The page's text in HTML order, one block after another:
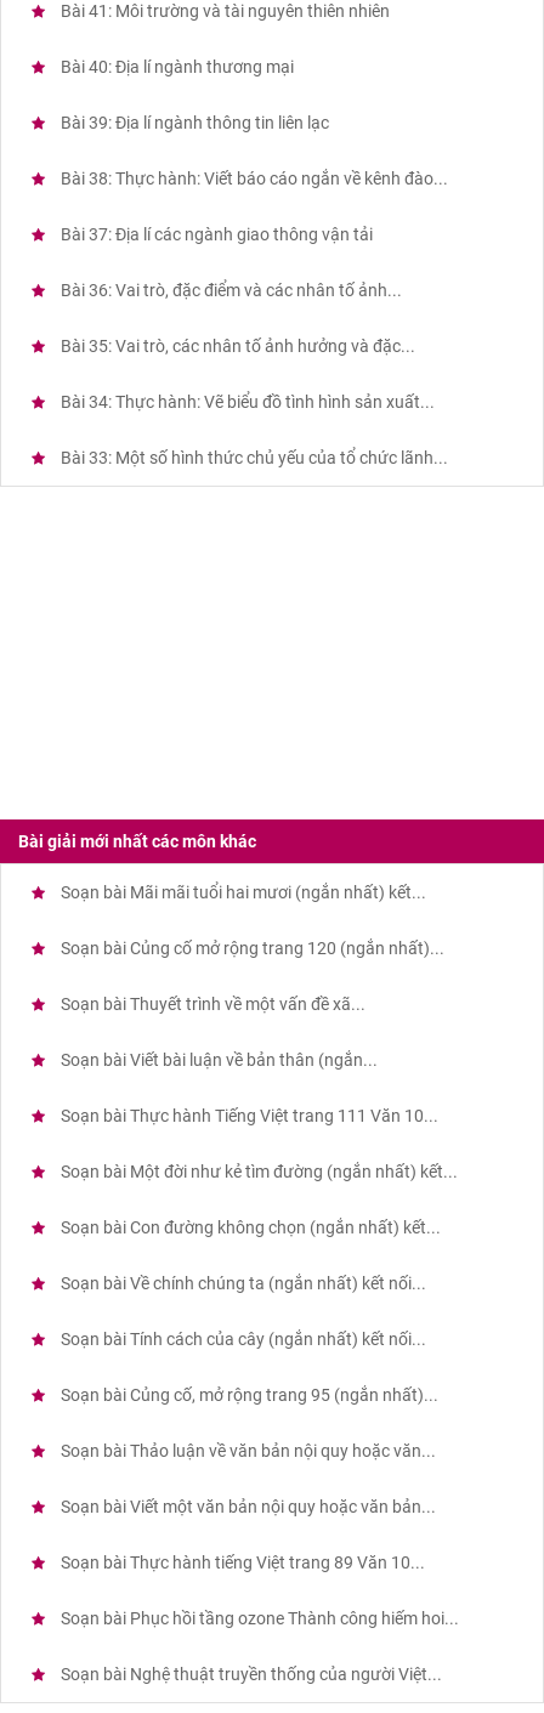
Bài 41: Môi trường và tài nguyên thiên nhiên
Bài 40: Địa lí ngành thương mại
Bài 39: Địa lí ngành thông tin liên lạc
Bài 38: Thực hành: Viết báo cáo ngắn về kênh đào...
Bài 37: Địa lí các ngành giao thông vận tải
Bài 36: Vai trò, đặc điểm và các nhân tố ảnh...
Bài 35: Vai trò, các nhân tố ảnh hưởng và đặc...
Bài 34: Thực hành: Vẽ biểu đồ tình hình sản xuất...
Bài 33: Một số hình thức chủ yếu của tổ chức lãnh...
Bài giải mới nhất các môn khác
Soạn bài Mãi mãi tuổi hai mươi (ngắn nhất) kết...
Soạn bài Củng cố mở rộng trang 120 (ngắn nhất)...
Soạn bài Thuyết trình về một vấn đề xã...
Soạn bài Viết bài luận về bản thân (ngắn...
Soạn bài Thực hành Tiếng Việt trang 111 Văn 10...
Soạn bài Một đời như kẻ tìm đường (ngắn nhất) kết...
Soạn bài Con đường không chọn (ngắn nhất) kết...
Soạn bài Về chính chúng ta (ngắn nhất) kết nối...
Soạn bài Tính cách của cây (ngắn nhất) kết nối...
Soạn bài Củng cố, mở rộng trang 95 (ngắn nhất)...
Soạn bài Thảo luận về văn bản nội quy hoặc văn...
Soạn bài Viết một văn bản nội quy hoặc văn bản...
Soạn bài Thực hành tiếng Việt trang 89 Văn 10...
Soạn bài Phục hồi tầng ozone Thành công hiếm hoi...
Soạn bài Nghệ thuật truyền thống của người Việt...